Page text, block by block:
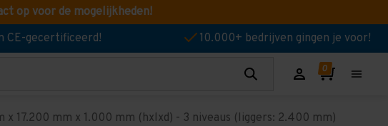
op voor de mogelijkheden!
CE-gecertificeerd! 10.000+ bedrijven gingen je voor!
17.200 mm x 1.000 mm (hxlxd) - 3 niveaus (liggers: 2.400 mm)